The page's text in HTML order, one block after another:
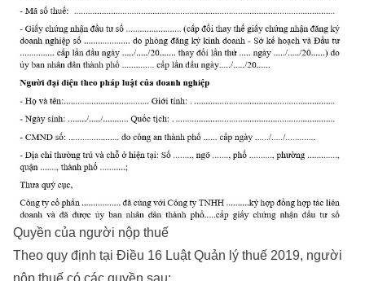
Quyền của người nộp thuế
Theo quy định tại Điều 16 Luật Quản lý thuế 2019, người
nộp thuế có các quyền sau: